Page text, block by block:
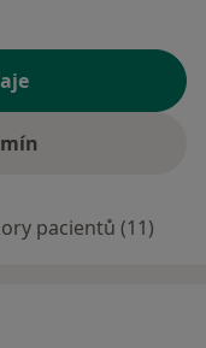
pacientů (11)